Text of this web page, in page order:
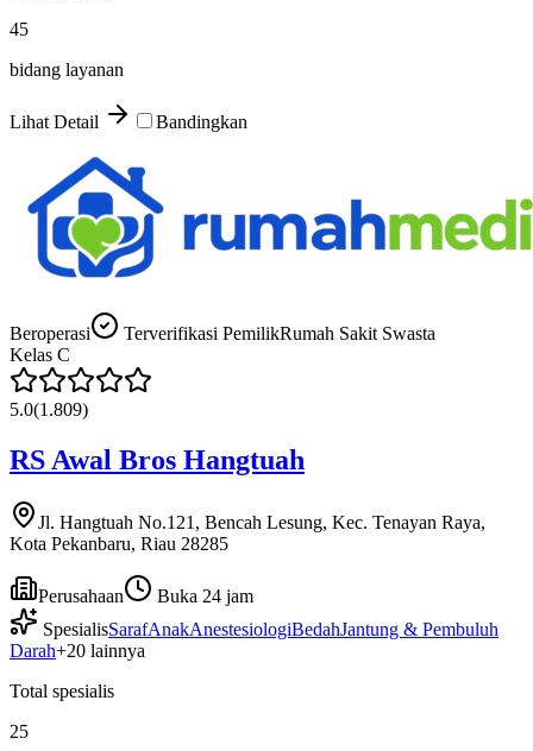
45
bidang layanan
Lihat Detail Bandingkan
Beroperasi Terverifikasi PemilikRumah Sakit Swasta
Kelas C
5.0(1.809)
RS Awal Bros Hangtuah
Jl. Hangtuah No.121, Bencah Lesung, Kec. Tenayan Raya,
Kota Pekanbaru, Riau 28285
Perusahaan
Buka 24 jam
SpesialisSarafAnakAnestesiologiBedahJantung & Pembuluh
Darah+20 lainnya
Total spesialis
25